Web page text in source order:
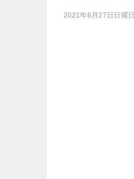
2021年6月27日日曜日